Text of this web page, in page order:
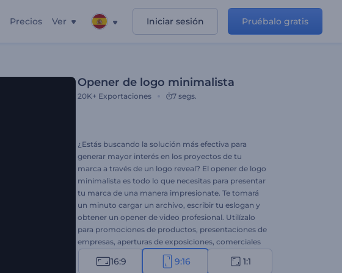
Precios Ver Iniciar sesión Pruébalo gratis
Opener de logo minimalista
20K+ Exportaciones 7 segs.
¿Estás buscando la solución más efectiva para
generar mayor interés en los proyectos de tu
marca a través de un logo reveal? El opener de logo
minimalista es todo lo que necesitas para presentar
tu marca de una manera impresionate. Te tomará
un minuto cargar un archivo, escribir tu eslogan y
obtener un opener de video profesional. Utilízalo
para promociones de productos, presentaciones de
empresas, aperturas de exposiciones, comerciales
de televisión y muchos proyectos más. ¡Tu opener
de logo minimalista está a solo un clic de distancia!
16:9 9:16 1:1